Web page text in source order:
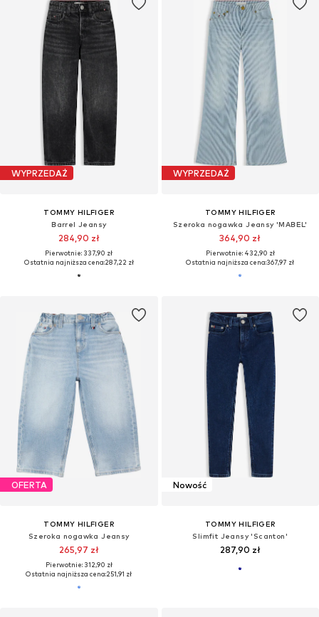
WYPRZEDAŻ
TOMMY HILFIGER
Barrel Jeansy
284,90 zł
Pierwotnie: 337,90 zł
Ostatnia najniższa cena:287,22 zł
WYPRZEDAŻ
TOMMY HILFIGER
Szeroka nogawka Jeansy 'MABEL'
364,90 zł
Pierwotnie: 432,90 zł
Ostatnia najniższa cena:367,97 zł
OFERTA
TOMMY HILFIGER
Szeroka nogawka Jeansy
265,97 zł
Pierwotnie: 312,90 zł
Ostatnia najniższa cena:251,91 zł
Nowość
TOMMY HILFIGER
Slimfit Jeansy 'Scanton'
287,90 zł